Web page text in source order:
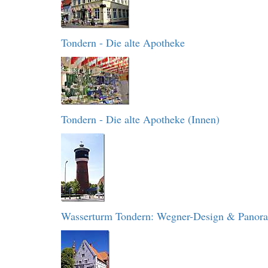
Tondern - Die alte Apotheke
Tondern - Die alte Apotheke (Innen)
Wasserturm Tondern: Wegner-Design &